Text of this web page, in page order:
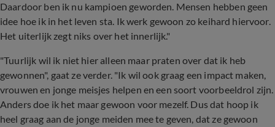
Daardoor ben ik nu kampioen geworden. Mensen hebben geen
idee hoe ik in het leven sta. Ik werk gewoon zo keihard hiervoor.
Het uiterlijk zegt niks over het innerlijk."
"Tuurlijk wil ik niet hier alleen maar praten over dat ik heb
gewonnen", gaat ze verder. "Ik wil ook graag een impact maken,
vrouwen en jonge meisjes helpen en een soort voorbeeldrol zijn.
Anders doe ik het maar gewoon voor mezelf. Dus dat hoop ik
heel graag aan de jonge meiden mee te geven, dat ze gewoon